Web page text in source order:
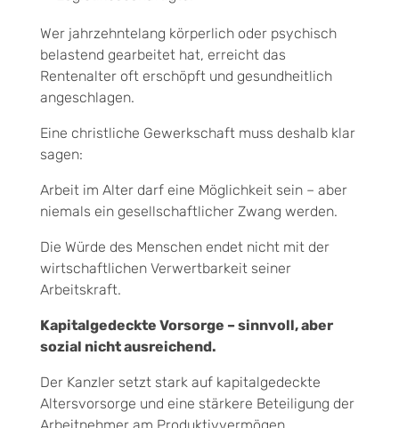
Wer jahrzehntelang körperlich oder psychisch
belastend gearbeitet hat, erreicht das
Rentenalter oft erschöpft und gesundheitlich
angeschlagen.
Eine christliche Gewerkschaft muss deshalb klar
sagen:
Arbeit im Alter darf eine Möglichkeit sein – aber
niemals ein gesellschaftlicher Zwang werden.
Die Würde des Menschen endet nicht mit der
wirtschaftlichen Verwertbarkeit seiner
Arbeitskraft.
Kapitalgedeckte Vorsorge – sinnvoll, aber
sozial nicht ausreichend.
Der Kanzler setzt stark auf kapitalgedeckte
Altersvorsorge und eine stärkere Beteiligung der
Arbeitnehmer am Produktivvermögen.